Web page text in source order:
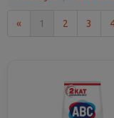
« 1 2 3